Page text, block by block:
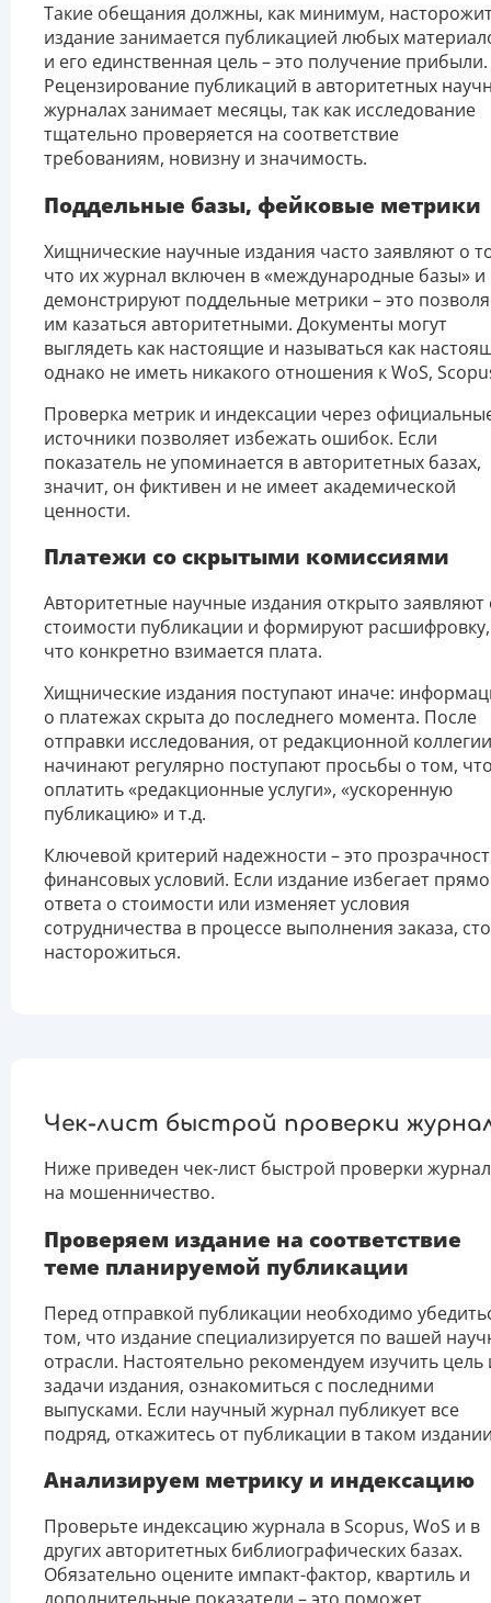
Такие обещания должны, как минимум,
издание занимается публикацией любых
и его единственная цель – это получение прибыли.
Рецензирование публикаций в авторитетных
журналах занимает месяцы, так как исследование
тщательно проверяется на соответствие
требованиям, новизну и значимость.
Поддельные базы, фейковые метрики
Хищнические научные издания часто заявляют о
что их журнал включен в «международные базы» и
демонстрируют поддельные метрики – это
им казаться авторитетными. Документы могут
выглядеть как настоящие и называться как
однако не иметь никакого отношения к WoS,
Проверка метрик и индексации через
источники позволяет избежать ошибок. Если
показатель не упоминается в авторитетных базах,
значит, он фиктивен и не имеет академической
ценности.
Платежи со скрытыми комиссиями
Авторитетные научные издания открыто заявляют
стоимости публикации и формируют
что конкретно взимается плата.
Хищнические издания поступают иначе:
о платежах скрыта до последнего момента. После
отправки исследования, от редакционной коллегии
начинают регулярно поступают просьбы о том,
оплатить «редакционные услуги», «ускоренную
публикацию» и т.д.
Ключевой критерий надежности – это
финансовых условий. Если издание избегает
ответа о стоимости или изменяет условия
сотрудничества в процессе выполнения заказа,
насторожиться.
Чек-лист быстрой проверки
Ниже приведен чек-лист быстрой проверки
на мошенничество.
Проверяем издание на соответствие
теме планируемой публикации
Перед отправкой публикации необходимо
том, что издание специализируется по вашей
отрасли. Настоятельно рекомендуем изучить цель
задачи издания, ознакомиться с последними
выпусками. Если научный журнал публикует все
подряд, откажитесь от публикации в таком
Анализируем метрику и индексацию
Проверьте индексацию журнала в Scopus, WoS и в
других авторитетных библиографических базах.
Обязательно оцените импакт-фактор, квартиль и